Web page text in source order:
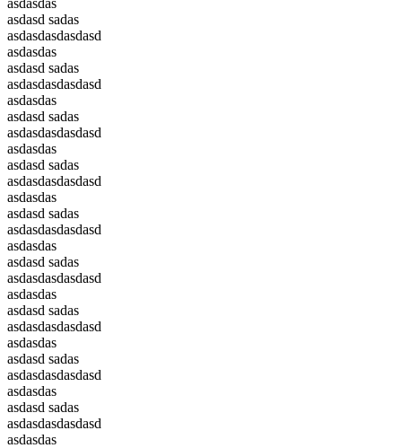
asdasdas
asdasd sadas
asdasdasdasdasd
asdasdas
asdasd sadas
asdasdasdasdasd
asdasdas
asdasd sadas
asdasdasdasdasd
asdasdas
asdasd sadas
asdasdasdasdasd
asdasdas
asdasd sadas
asdasdasdasdasd
asdasdas
asdasd sadas
asdasdasdasdasd
asdasdas
asdasd sadas
asdasdasdasdasd
asdasdas
asdasd sadas
asdasdasdasdasd
asdasdas
asdasd sadas
asdasdasdasdasd
asdasdas